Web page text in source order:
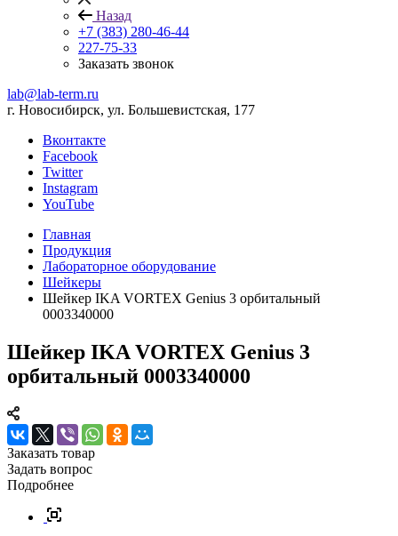
Назад
+7 (383) 280-46-44
227-75-33
Заказать звонок
lab@lab-term.ru
г. Новосибирск, ул. Большевистская, 177
Вконтакте
Facebook
Twitter
Instagram
YouTube
Главная
Продукция
Лабораторное оборудование
Шейкеры
Шейкер IKA VORTEX Genius 3 орбитальный
0003340000
Шейкер IKA VORTEX Genius 3
орбитальный 0003340000
Заказать товар
Задать вопрос
Подробнее